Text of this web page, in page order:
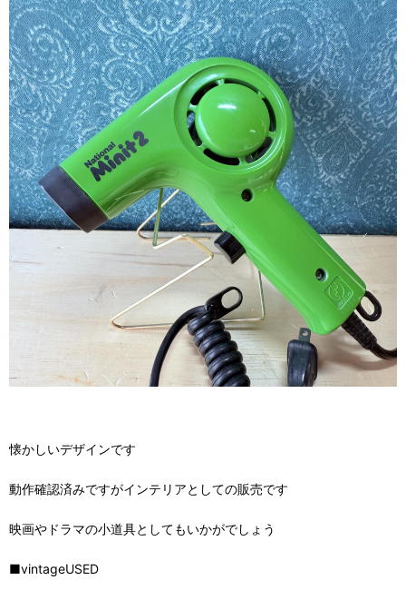
懐かしいデザインです
動作確認済みですがインテリアとしての販売です
映画やドラマの小道具としてもいかがでしょう
■vintageUSED